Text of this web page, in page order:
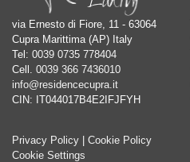
via Ernesto di Fiore, 11 - 63064
Cupra Marittima (AP) Italy
Tel: 0039 0735 778404
Cell. 0039 366 7436010
info@residencecupra.it
CIN: IT044017B4E2IFJFYH
Privacy Policy
Cookie Policy
Cookie Settings